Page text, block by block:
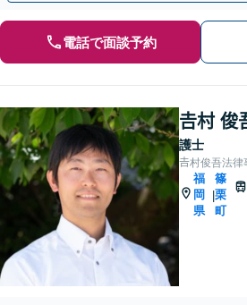
電話で面談予約
𠮷村 俊
護士
𠮷村俊吾法律
福
岡
県
|
篠
栗
町